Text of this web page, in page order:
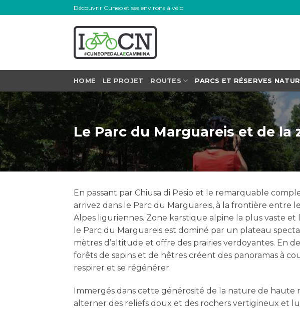
to
Découvrir Cuneo et ses environs à vélo
HOME LE PROJET ROUTES PARCS ET RÉSERVES
Le Parc du Marguareis et de la
En passant par Chiusa di Pesio et le remarquable
arrivez dans le Parc du Marguareis, à la frontière entre
Alpes liguriennes. Zone karstique alpine la plus vaste
le Parc du Marguareis est dominé par un plateau
mètres d’altitude et offre des prairies verdoyantes. En
forêts de sapins et de hêtres créent des panoramas à
respirer et se régénérer.
Immergés dans cette générosité de la nature de haute
alterner des reliefs doux et des rochers vertigineux et